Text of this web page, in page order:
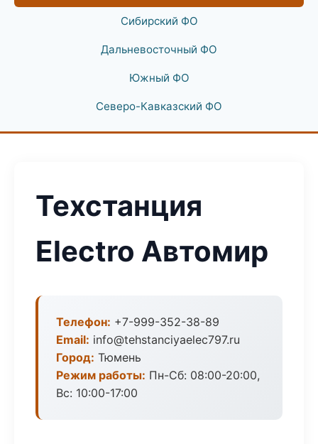
Сибирский ФО
Дальневосточный ФО
Южный ФО
Северо-Кавказский ФО
Техстанция
Electro Автомир
Телефон: +7-999-352-38-89
Email: info@tehstanciyaelec797.ru
Город: Тюмень
Режим работы: Пн-Сб: 08:00-20:00,
Вс: 10:00-17:00